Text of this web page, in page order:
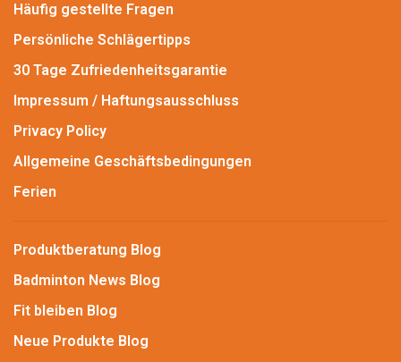
Häufig gestellte Fragen
Persönliche Schlägertipps
30 Tage Zufriedenheitsgarantie
Impressum / Haftungsausschluss
Privacy Policy
Allgemeine Geschäftsbedingungen
Ferien
Produktberatung Blog
Badminton News Blog
Fit bleiben Blog
Neue Produkte Blog